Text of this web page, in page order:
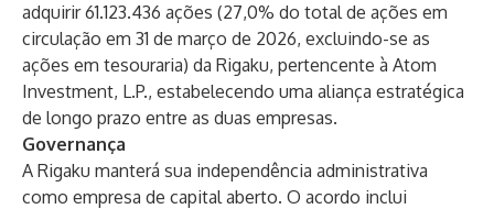
adquirir 61.123.436 ações (27,0% do total de ações em
circulação em 31 de março de 2026, excluindo-se as
ações em tesouraria) da Rigaku, pertencente à Atom
Investment, L.P., estabelecendo uma aliança estratégica
de longo prazo entre as duas empresas.
Governança
A Rigaku manterá sua independência administrativa
como empresa de capital aberto. O acordo inclui